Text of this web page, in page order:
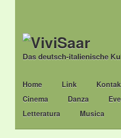
Das deutsch-italienische
Main menu
Skip
to
content
Home Link
Cinema
Danza
Letteratura
Musica